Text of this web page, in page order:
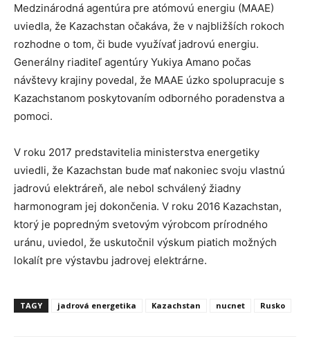
Medzinárodná agentúra pre atómovú energiu (MAAE)
uviedla, že Kazachstan očakáva, že v najbližších rokoch
rozhodne o tom, či bude využívať jadrovú energiu.
Generálny riaditeľ agentúry Yukiya Amano počas
návštevy krajiny povedal, že MAAE úzko spolupracuje s
Kazachstanom poskytovaním odborného poradenstva a
pomoci.
V roku 2017 predstavitelia ministerstva energetiky
uviedli, že Kazachstan bude mať nakoniec svoju vlastnú
jadrovú elektráreň, ale nebol schválený žiadny
harmonogram jej dokončenia. V roku 2016 Kazachstan,
ktorý je popredným svetovým výrobcom prírodného
uránu, uviedol, že uskutočnil výskum piatich možných
lokalít pre výstavbu jadrovej elektrárne.
TAGY jadrová energetika Kazachstan nucnet Rusko